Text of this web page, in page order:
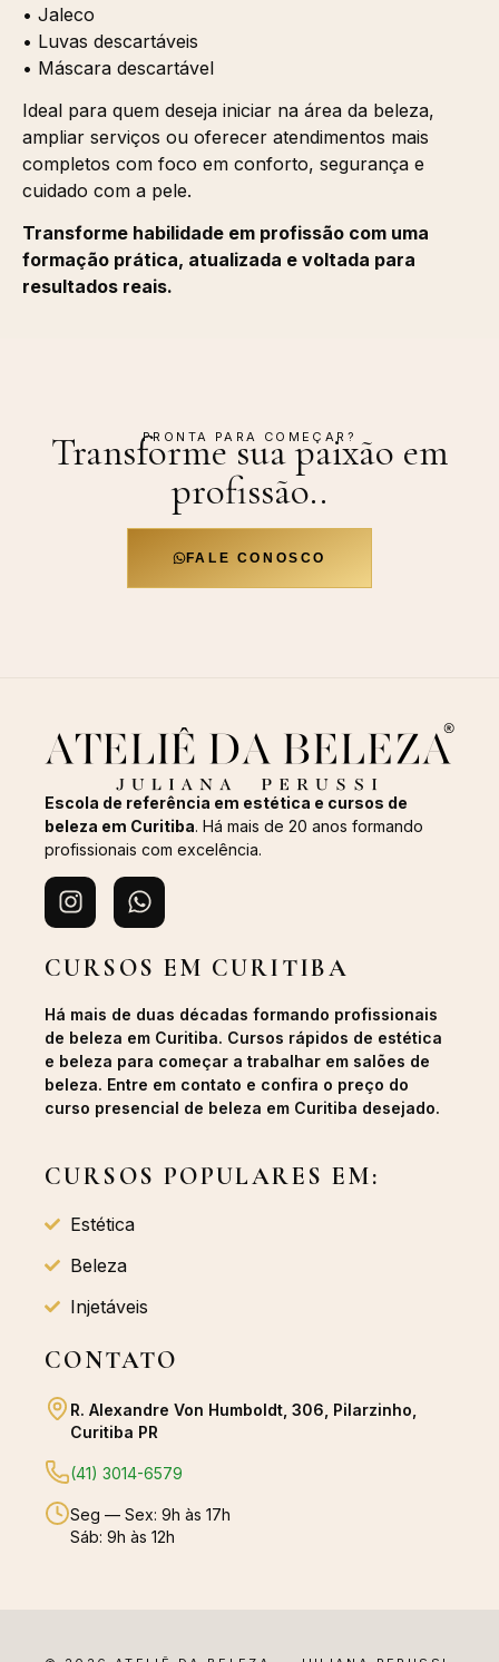
• Jaleco
• Luvas descartáveis
• Máscara descartável
Ideal para quem deseja iniciar na área da beleza,
ampliar serviços ou oferecer atendimentos mais
completos com foco em conforto, segurança e
cuidado com a pele.
Transforme habilidade em profissão com uma
formação prática, atualizada e voltada para
resultados reais.
PRONTA PARA COMEÇAR?
Transforme sua paixão em
profissão..
FALE CONOSCO
Escola de referência em estética e cursos de
beleza em Curitiba. Há mais de 20 anos formando
profissionais com excelência.
CURSOS EM CURITIBA
Há mais de duas décadas formando profissionais
de beleza em Curitiba. Cursos rápidos de estética
e beleza para começar a trabalhar em salões de
beleza. Entre em contato e confira o preço do
curso presencial de beleza em Curitiba desejado.
CURSOS POPULARES EM:
Estética
Beleza
Injetáveis
CONTATO
R. Alexandre Von Humboldt, 306, Pilarzinho,
Curitiba PR
(41) 3014-6579
Seg — Sex: 9h às 17h
Sáb: 9h às 12h